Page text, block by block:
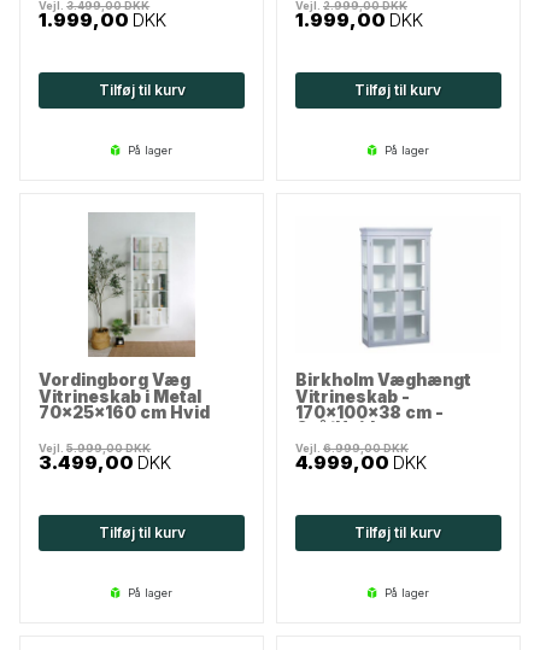
1.999,00 DKK
Vejl.3.499,00DKK
Tilføj til kurv
på lager
1.999,00 DKK
Vejl. 2.999,00DKK
Tilføj til kurv
på lager
Vordingborg Væg
Vitrineskab i Metal
70x25x160 cm Hvid
3.499,00 DKK
Vejl.5.999,00DKK
Tilføj til kurv
på lager
Birkholm Væghængt
Vitrineskab -
170x100x38 cm -
Grå/Hvid
4.999,00 DKK
Vejl. 6.999,00DKK
Tilføj til kurv
på lager